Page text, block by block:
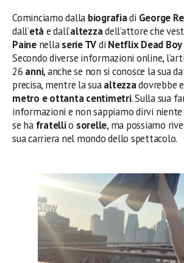
Cominciamo dalla biografiadi George
dall’etàe dall’altezzadell’attore che
Painenellaserie TVdi Netflix Dead
Secondo diverse informazioni online,
26 anni, anche se non si conosce la sua
precisa, mentre la suaaltezzadovrebbe
metro e ottanta centimetri. Sulla sua
informazioni e non sappiamo dirvi
se ha fratellio sorelle, ma possiamo
sua carriera nel mondo dello spettacolo.